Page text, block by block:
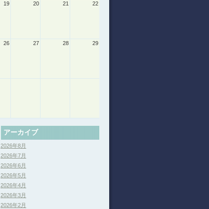
19 20 21 22
26 27 28 29
アーカイブ
2026年8月
2026年7月
2026年6月
2026年5月
2026年4月
2026年3月
2026年2月